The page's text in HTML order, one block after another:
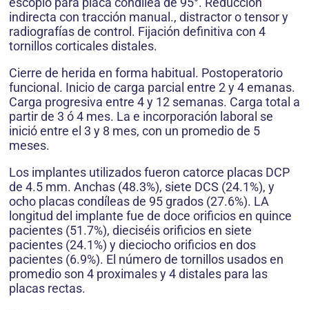
indirecta con tracción manual., distractor o tensor y
radiografías de control. Fijación definitiva con 4
tornillos corticales distales.
Cierre de herida en forma habitual. Postoperatorio
funcional. Inicio de carga parcial entre 2 y 4 emanas.
Carga progresiva entre 4 y 12 semanas. Carga total a
partir de 3 ó 4 mes. La e incorporación laboral se
inició entre el 3 y 8 mes, con un promedio de 5
meses.
Los implantes utilizados fueron catorce placas DCP
de 4.5 mm. Anchas (48.3%), siete DCS (24.1%), y
ocho placas condíleas de 95 grados (27.6%). LA
longitud del implante fue de doce orificios en quince
pacientes (51.7%), dieciséis orificios en siete
pacientes (24.1%) y dieciocho orificios en dos
pacientes (6.9%). El número de tornillos usados en
promedio son 4 proximales y 4 distales para las
placas rectas.